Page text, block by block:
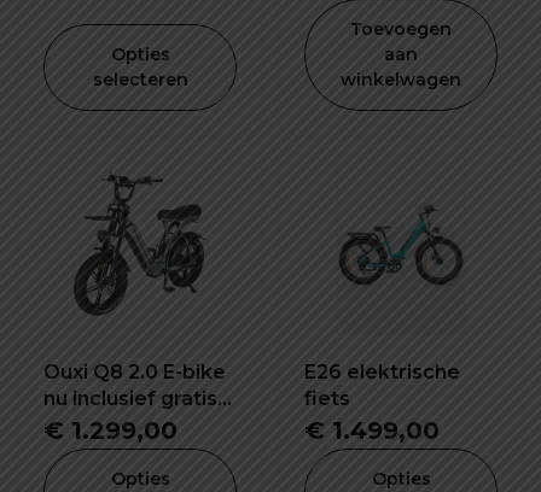
Opties
selecteren
€
prijs
€
Toevoegen
aan
winkelwagen
Ouxi Q8 2.0 E-bike
nu inclusief gratis
voorrekje -
voetsteuntjes -
bekerhouder en
€ 1.299,00
Opties
E26 elektrische
fiets
€ 1.499,00
Opties